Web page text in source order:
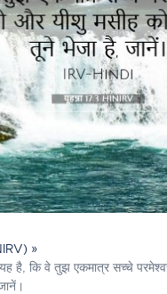
»
है, कि वे तुझ एकमात्र सच्चे